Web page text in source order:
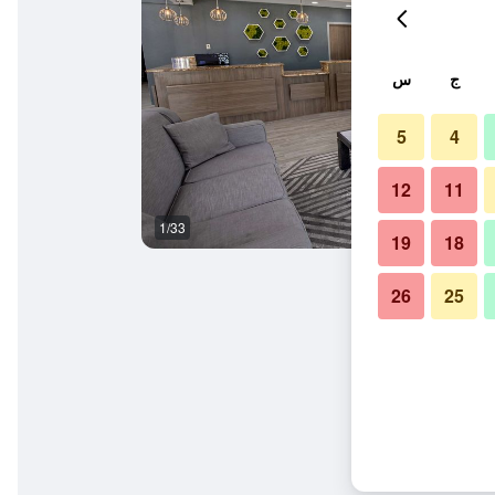
1/33
إن آند سويتس
ج س
4
5
11
12
18
19
25
26